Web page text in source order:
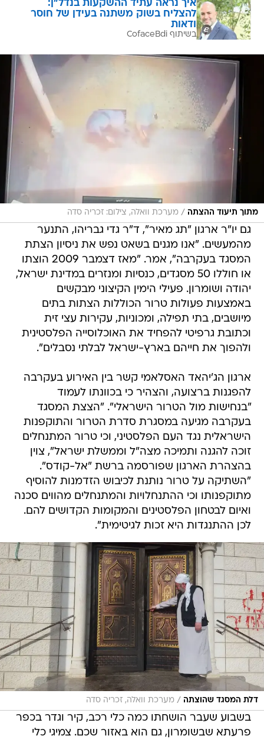
איך נראה עתיד ההשקעות בנדל"ן:
להצליח בשוק משתנה בעידן של חוסר
ודאות
בשיתוף CofaceBdi
מתוך תיעוד ההצתה / מערכת וואלה, צילום: זכריה סדה
גם יו"ר ארגון "תג מאיר", ד"ר גדי גבריהו, התנער
מהמעשים. "אנו מגנים בשאט נפש את ניסיון הצתת
המסגד בעקרבה", אמר. "מאז דצמבר 2009 הוצתו
או חוללו 50 מסגדים, כנסיות ומנזרים במדינת ישראל,
יהודה ושומרון. פעילי הימין הקיצוני מבקשים
באמצעות פעולות טרור הכוללות הצתות בתים
מיושבים, בתי תפילה, ומכוניות, עקירות עצי זית
וכתובת גרפיטי להפחיד את האוכלוסייה הפלסטינית
ולהפוך את חייהם בארץ-ישראל לבלתי נסבלים".
ארגון הג'יהאד האסלאמי קשר בין האירוע בעקרבה
להפגנות ברצועה, והצהיר כי בכוונתו לעמוד
"בנחישות מול הטרור הישראלי". "הצצת המסגד
בעקרבה מגיעה במסגרת סדרת הטרור והתוקפנות
הישראלית נגד העם הפלסטיני, וכי טרור המתנחלים
זוכה להגנה ותמיכה מצה"ל וממשלת ישראל", צוין
בהצהרת הארגון שפורסמה ברשת "אל-קודס".
"השתיקה על טרור נותנת לכיבוש הזדמנות להוסיף
מתוקפנותו וכי ההתנחלויות והמתנחלים מהווים סכנה
ואיום לבטחון הפלסטינים והמקומות הקדושים להם.
לכן ההתנגדות היא זכות לגיטימית".
דלת המסגד שהוצתה / מערכת וואלה, זכריה סדה
בשבוע שעבר הושחתו כמה כלי רכב, קיר וגדר בכפר
פרעתא שבשומרון, גם הוא באזור שכם. צמיגי כלי